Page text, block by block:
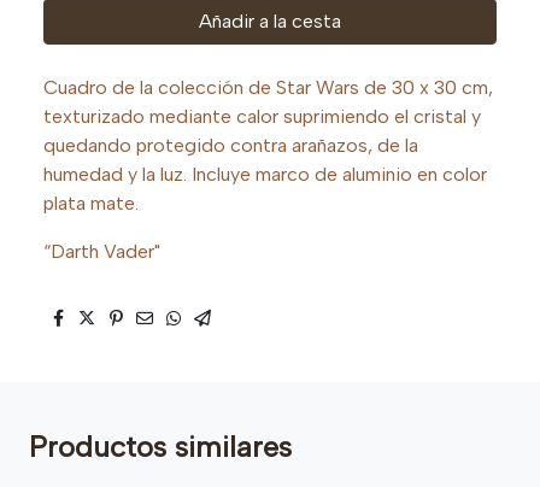
Añadir a la cesta
Cuadro de la colección de Star Wars de 30 x 30 cm,
texturizado mediante calor suprimiendo el cristal y
quedando protegido contra arañazos, de la
humedad y la luz. Incluye marco de aluminio en color
plata mate.
“Darth Vader"
Productos similares